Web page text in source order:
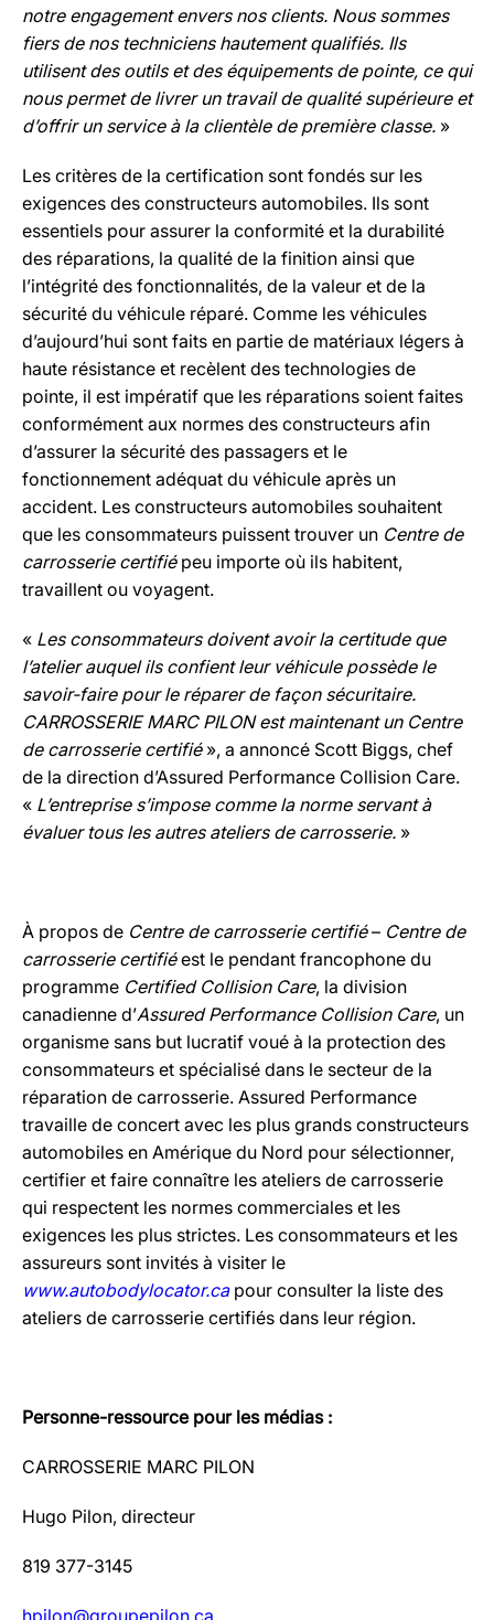
notre engagement envers nos clients. Nous sommes
fiers de nos techniciens hautement qualifiés. Ils
utilisent des outils et des équipements de pointe, ce qui
nous permet de livrer un travail de qualité supérieure et
d’offrir un service à la clientèle de première classe. »
Les critères de la certification sont fondés sur les
exigences des constructeurs automobiles. Ils sont
essentiels pour assurer la conformité et la durabilité
des réparations, la qualité de la finition ainsi que
l’intégrité des fonctionnalités, de la valeur et de la
sécurité du véhicule réparé. Comme les véhicules
d’aujourd’hui sont faits en partie de matériaux légers à
haute résistance et recèlent des technologies de
pointe, il est impératif que les réparations soient faites
conformément aux normes des constructeurs afin
d’assurer la sécurité des passagers et le
fonctionnement adéquat du véhicule après un
accident. Les constructeurs automobiles souhaitent
que les consommateurs puissent trouver un Centre de
carrosserie certifiépeu importe où ils habitent,
travaillent ou voyagent.
« Les consommateurs doivent avoir la certitudeque
l’atelier auquel ils confient leur véhicule possède le
savoir-faire pour le réparer de façon sécuritaire.
CARROSSERIE MARC PILON est maintenant un Centre
de carrosserie certifié», a annoncé Scott Biggs, chef
de la direction d’Assured Performance Collision Care.
« L’entreprise s’impose comme la norme servant à
évaluer tous les autres ateliers de carrosserie. »
À propos de Centre de carrosserie certifié– Centre de
carrosserie certifiéest le pendant francophone du
programme Certified Collision Care, la division
canadienne d’Assured Performance Collision Care, un
organisme sans but lucratif voué à la protection des
consommateurs et spécialisé dans le secteur de la
réparation de carrosserie. Assured Performance
travaille de concert avec les plus grands constructeurs
automobiles en Amérique du Nord pour sélectionner,
certifier et faire connaître les ateliers de carrosserie
qui respectent les normes commerciales et les
exigences les plus strictes. Les consommateurs et les
assureurs sont invités à visiter le
www.autobodylocator.capour consulter la liste des
ateliers de carrosserie certifiés dans leur région.
Personne-ressource pour les médias :
CARROSSERIE MARC PILON
Hugo Pilon, directeur
819 377-3145
hpilon@groupepilon.ca